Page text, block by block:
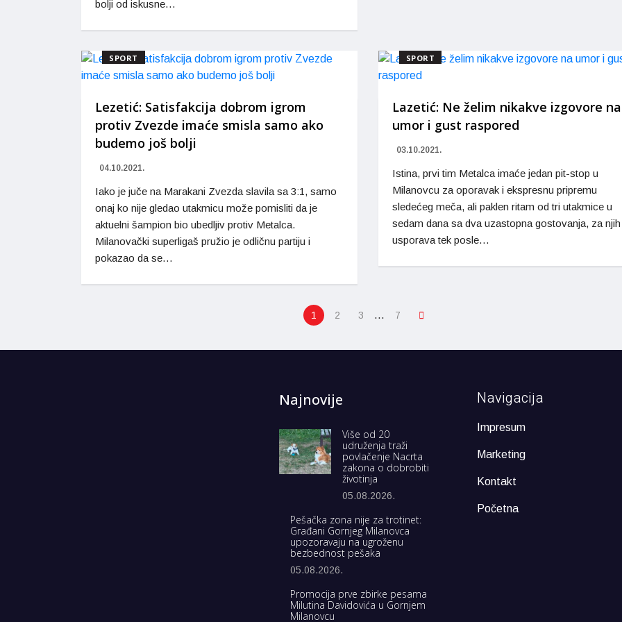
bolji od iskusne…
SPORT
Lezetić: Satisfakcija dobrom igrom
protiv Zvezde imaće smisla samo ako
budemo još bolji
04.10.2021.
Iako je juče na Marakani Zvezda slavila sa 3:1, samo
onaj ko nije gledao utakmicu može pomisliti da je
aktuelni šampion bio ubedljiv protiv Metalca.
Milanovački superligaš pružio je odličnu partiju i
pokazao da se…
SPORT
Lazetić: Ne želim nikakve izgovore na
umor i gust raspored
03.10.2021.
Istina, prvi tim Metalca imaće jedan pit-stop u
Milanovcu za oporavak i ekspresnu pripremu
sledećeg meča, ali paklen ritam od tri utakmice u
sedam dana sa dva uzastopna gostovanja, za
usporava tek posle…
1 2 3 … 7
Najnovije
Više od 20
udruženja traži
povlačenje Nacrta
zakona o dobrobiti
životinja
05.08.2026.
Pešačka zona nije za trotinet:
Građani Gornjeg Milanovca
upozoravaju na ugroženu
bezbednost pešaka
05.08.2026.
Promocija prve zbirke pesama
Milutina Davidovića u Gornjem
Milanovcu
Navigacija
Impresum
Marketing
Kontakt
Početna